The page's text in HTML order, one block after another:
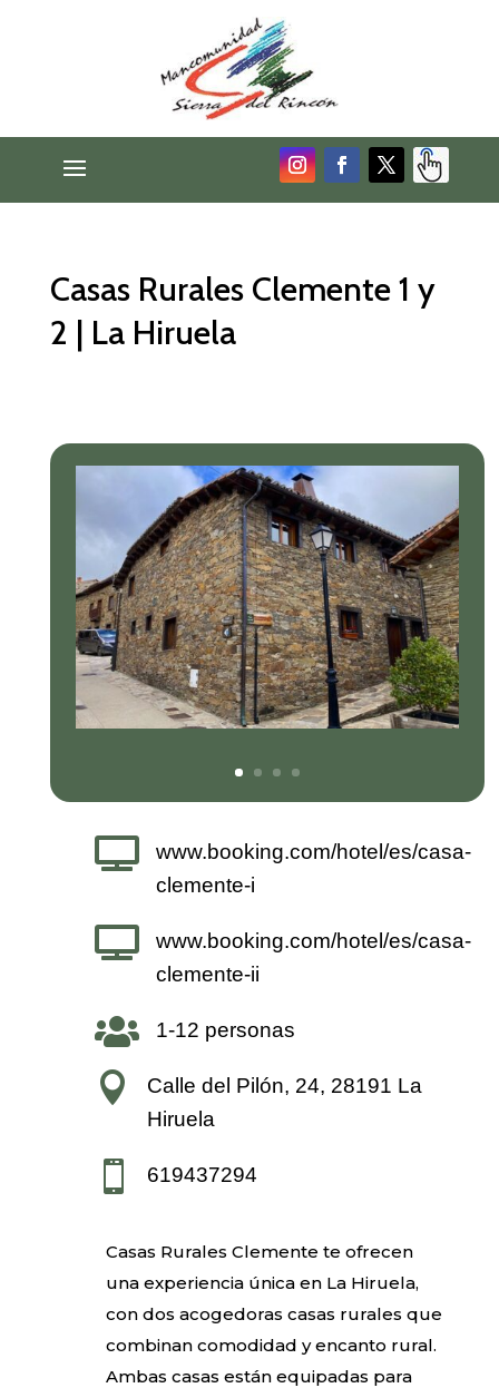
Casas Rurales Clemente 1 y
2 | La Hiruela

www.booking.com/hotel/es/casa-
clemente-i

www.booking.com/hotel/es/casa-
clemente-ii
 1-12 personas

Calle del Pilón, 24, 28191 La
Hiruela
 619437294
Casas Rurales Clemente te ofrecen
una experiencia única en La Hiruela,
con dos acogedoras casas rurales que
combinan comodidad y encanto rural.
Ambas casas están equipadas para